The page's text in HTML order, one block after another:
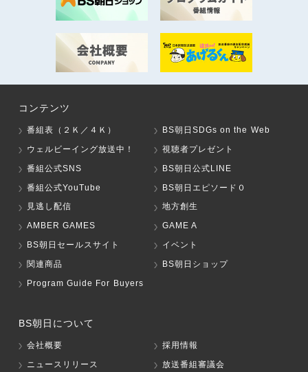
コンテンツ
番組表（２Ｋ／４Ｋ）
BS朝日SDGs on the Web
ウェルビーイング放送中！
視聴者プレゼント
番組公式SNS
BS朝日公式LINE
番組公式YouTube
BS朝日エピソード０
見逃し配信
地方創生
AMBER GAMES
GAME A
BS朝日セールスサイト
イベント
関連商品
BS朝日ショップ
Program Guide For Buyers
BS朝日について
会社概要
採用情報
ニュースリリース
放送番組審議会